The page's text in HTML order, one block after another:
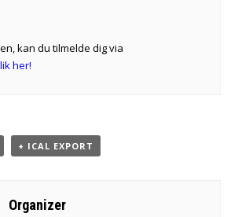
kan du tilmelde dig via
her!
+ ICAL EXPORT
Organizer